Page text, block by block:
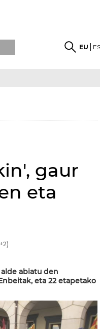
EU
gaur
eta
abiatu den
eta 22 etapetako